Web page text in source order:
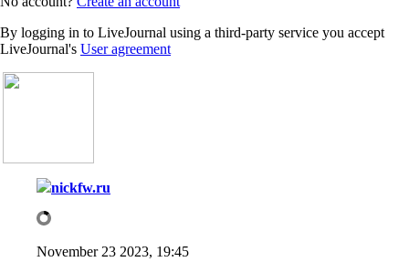
By logging in to LiveJournal using a third-party service you accept
LiveJournal's User agreement
nickfw.ru
November 23 2023, 19:45